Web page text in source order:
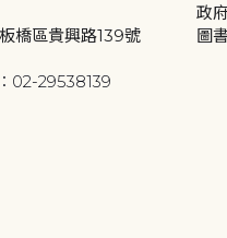
橋區貴興路139號
02-29538139
政
圖